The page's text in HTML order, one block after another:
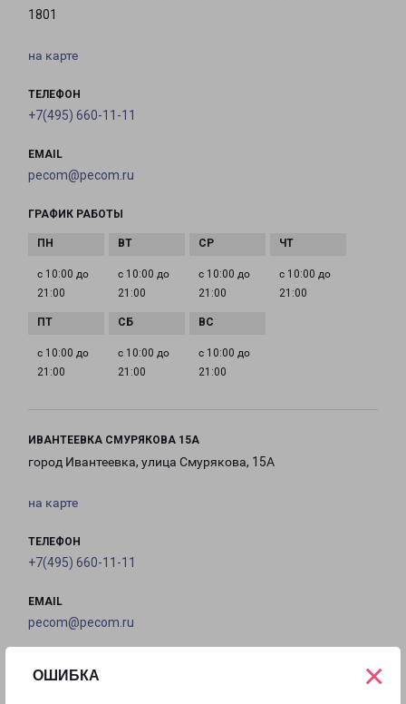
ОШИБКА ×
1801
на карте
ТЕЛЕФОН
+7(495) 660-11-11
EMAIL
pecom@pecom.ru
ГРАФИК РАБОТЫ
с 10:00 до
21:00
с 10:00 до
21:00
с 10:00 до
21:00
с 10:00 до
21:00
с 10:00 до
21:00
с 10:00 до
21:00
с 10:00 до
21:00
ИВАНТЕЕВКА СМУРЯКОВА 15А
город Ивантеевка, улица Смурякова, 15А
на карте
ТЕЛЕФОН
+7(495) 660-11-11
EMAIL
pecom@pecom.ru